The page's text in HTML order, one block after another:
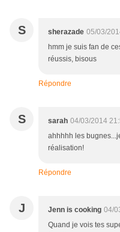
S sherazade 05/03/
hmm je suis fan de
réussis, bisous
Répondre
S sarah 04/03/2014
ahhhhh les
réalisation!
Répondre
J Jenn is cooking 04/
Quand je vois tes